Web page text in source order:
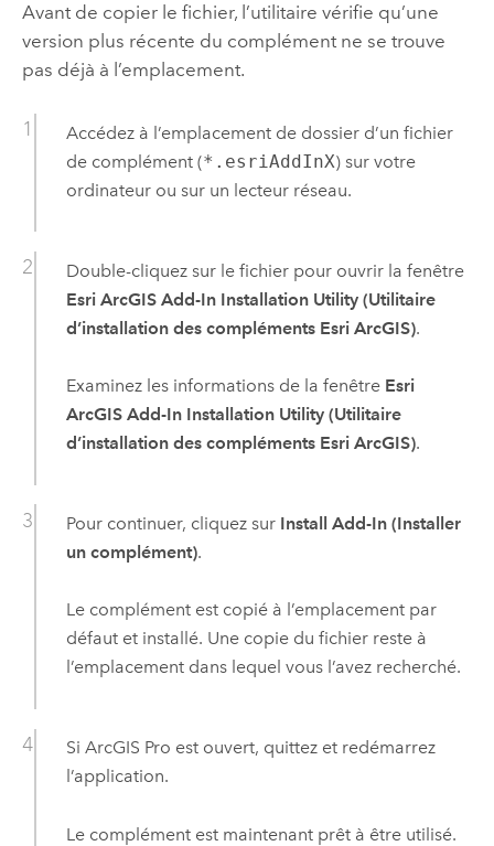
Avant de copier le fichier, l’utilitaire vérifie qu’une
version plus récente du complément ne se trouve
pas déjà à l’emplacement.
Accédez à l’emplacement de dossier d’un fichier
de complément (*.esriAddInX) sur votre
ordinateur ou sur un lecteur réseau.
Double-cliquez sur le fichier pour ouvrir la fenêtre
Esri ArcGIS Add-In Installation Utility (Utilitaire
d’installation des compléments Esri ArcGIS).
Examinez les informations de la fenêtre Esri
ArcGIS Add-In Installation Utility (Utilitaire
d’installation des compléments Esri ArcGIS).
Pour continuer, cliquez sur Install Add-In (Installer
un complément).
Le complément est copié à l’emplacement par
défaut et installé. Une copie du fichier reste à
l’emplacement dans lequel vous l’avez recherché.
Si ArcGIS Pro est ouvert, quittez et redémarrez
l’application.
Le complément est maintenant prêt à être utilisé.